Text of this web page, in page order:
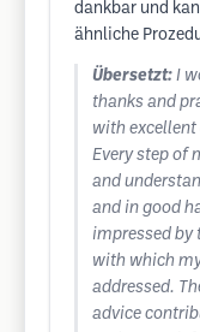
dankbar und
ähnliche
Übersetzt: I
thanks and
with
Every step of
and
and in good
impressed by
with which
addressed.
advice